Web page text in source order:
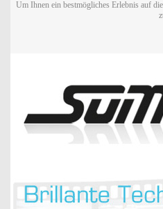
Um Ihnen ein bestmögliches Erlebnis auf